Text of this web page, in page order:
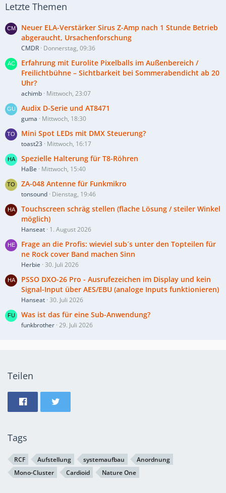
Letzte Themen
Neuer ELA-Verstärker Sirus Z-Amp nach 1 Stunde Betrieb
abgeraucht, Ursachenforschung
CMDR Donnerstag, 09:36
Erfahrung mit Eurolite Pixelballs im Außenbereich /
Freilichtbühne – Sichtbarkeit bei Sommerabendicht ab 20
Uhr?
achimb Mittwoch, 23:07
Audix D-Serie und AT8471
guma Mittwoch, 18:30
Mini Spot LEDs mit DMX Steuerung?
toast23 Mittwoch, 16:17
Spezielle Halterung für T8-Röhren
HaBe Mittwoch, 15:40
ZA-048 Antenne für Funkmikro
tonsound Dienstag, 19:46
Touchscreen schräg stellen (flache Lösung / steiler Winkel
möglich)
Hanseat 1. August 2026
Frage an die Profis: wieviel sub´s unter den Topteilen für
ne Rock cover Band machen Sinn
Herbie 30. Juli 2026
PSSO DXO-26 Pro - Ausrufezeichen im Display und kein
Signal-Input über AES/EBU (analoge Inputs funktionieren)
Hanseat 30. Juli 2026
Was ist das für eine Sub-Anwendung?
funkbrother 29. Juli 2026
Teilen
Tags
RCF Aufstellung systemaufbau
Anordnung
Mono-Cluster
Cardioid Nature One